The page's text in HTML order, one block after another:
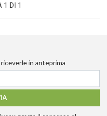
1 DI 1
in anteprima